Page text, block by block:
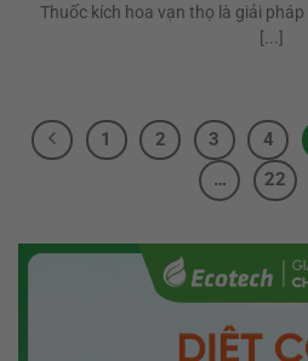
Thuốc kích hoa vạn thọ là giải
[...]
1 2 3 4
…
22